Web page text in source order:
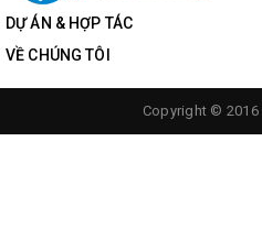
DỰ ÁN & HỢP TÁC
VỀ CHÚNG TÔI
Copyright © 2016